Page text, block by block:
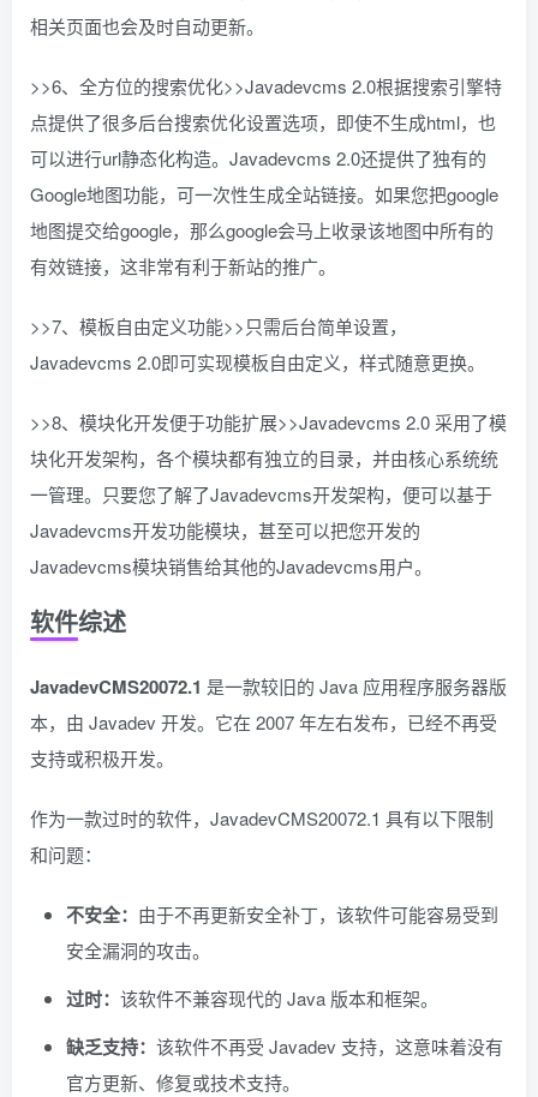
相关页面也会及时自动更新。
>>6、全方位的搜索优化>>Javadevcms 2.0根据搜索引擎特
点提供了很多后台搜索优化设置选项，即使不生成html，也
可以进行url静态化构造。Javadevcms 2.0还提供了独有的
Google地图功能，可一次性生成全站链接。如果您把google
地图提交给google，那么google会马上收录该地图中所有的
有效链接，这非常有利于新站的推广。
>>7、模板自由定义功能>>只需后台简单设置，
Javadevcms 2.0即可实现模板自由定义，样式随意更换。
>>8、模块化开发便于功能扩展>>Javadevcms 2.0 采用了模
块化开发架构，各个模块都有独立的目录，并由核心系统统
一管理。只要您了解了Javadevcms开发架构，便可以基于
Javadevcms开发功能模块，甚至可以把您开发的
Javadevcms模块销售给其他的Javadevcms用户。
软件综述
JavadevCMS20072.1 是一款较旧的 Java 应用程序服务器版
本，由 Javadev 开发。它在 2007 年左右发布，已经不再受
支持或积极开发。
作为一款过时的软件，JavadevCMS20072.1 具有以下限制
和问题：
不安全： 由于不再更新安全补丁，该软件可能容易受到
安全漏洞的攻击。
过时： 该软件不兼容现代的 Java 版本和框架。
缺乏支持： 该软件不再受 Javadev 支持，这意味着没有
官方更新、修复或技术支持。